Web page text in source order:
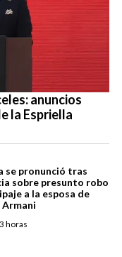
anuncios
la Espriella
se pronunció tras
sobre presunto robo
a la esposa de
Armani
3 horas